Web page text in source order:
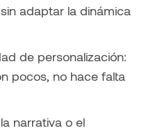
adaptar la dinámica
de personalización:
pocos, no hace falta
narrativa o el